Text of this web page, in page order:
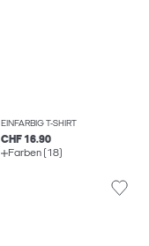
EINFARBIG T-SHIRT
CHF 16.90
Farben (18)